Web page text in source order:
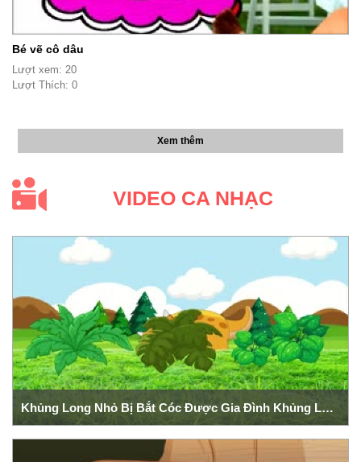
Bé vẽ cô dâu
Lượt xem: 20
Lượt Thích: 0
Xem thêm
VIDEO CA NHẠC
Khủng Long Nhỏ Bị Bắt Cóc Được Gia Đình Khủng Long Giải Cứu